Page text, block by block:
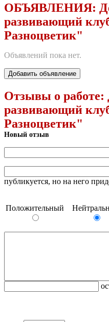
ОБЪЯВЛЕНИЯ:
развивающий
Разноцветик"
Объявлений пока нет.
Добавить объявление
Отзывы о работе:
развивающий
Разноцветик"
Новый отзыв
публикуется, но на него
Положительный